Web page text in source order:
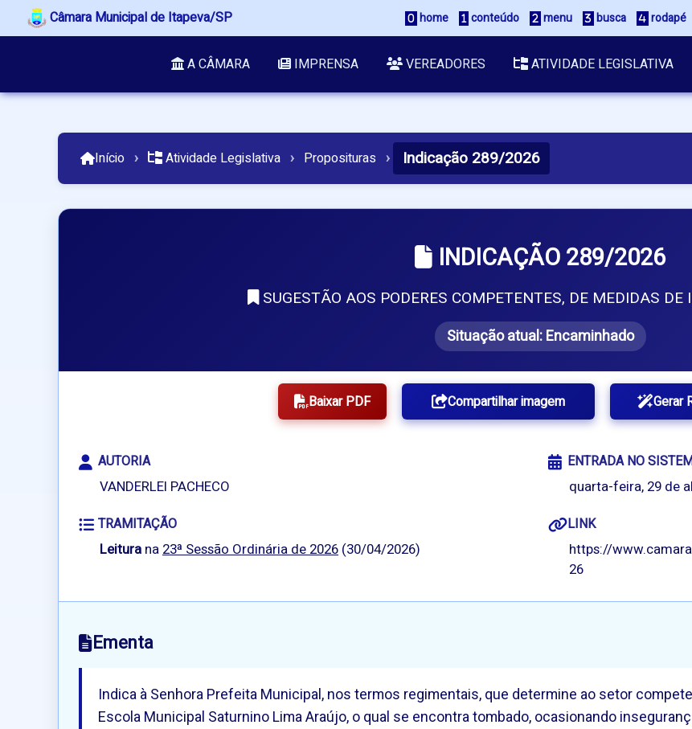
Câmara Municipal de Itapeva/SP home conteúdo menu busca rodapé
A CÂMARA IMPRENSA VEREADORES ATIVIDADE LEGISLATIVA
Início › Atividade Legislativa › Proposituras › Indicação 289/2026
INDICAÇÃO 289/2026
SUGESTÃO AOS PODERES COMPETENTES, DE MEDIDAS DE
Situação atual:Encaminhado
Baixar PDF Compartilhar imagem Gerar
AUTORIA
VANDERLEI PACHECO
ENTRADA NO
quarta-feira, 29 de
TRAMITAÇÃO
Leitura na23ª Sessão Ordinária de 2026 (30/04/2026)
LINK
https://
26
Ementa
Indica à Senhora Prefeita Municipal, nos termos regimentais, que determine ao setor
Escola Municipal Saturnino Lima Araújo, o qual se encontra tombado, ocasionando